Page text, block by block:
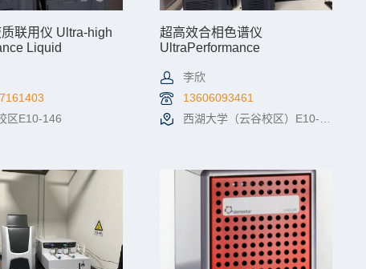
联用仪 Ultra-high
Liquid
区E10-146
超高效合相色谱仪
UltraPerformance
Chromatography (UPCC)
李欣
13606093461
西湖大学（云谷校区）E10-146